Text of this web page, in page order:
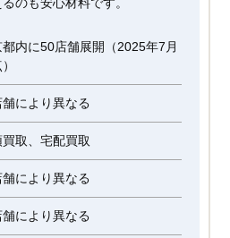
内に50店舗展開（2025年7月
により異なる
買取、宅配買取
により異なる
により異なる